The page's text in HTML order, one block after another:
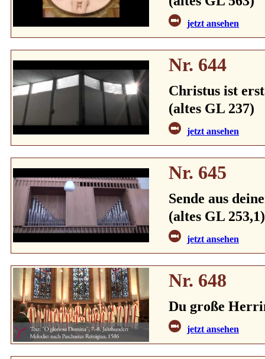
jetzt ansehen
Nr. 644
Christus ist
(altes GL 237)
jetzt ansehen
Nr. 645
Sende aus
(altes GL 253,1)
jetzt ansehen
Nr. 648
Du große
jetzt ansehen